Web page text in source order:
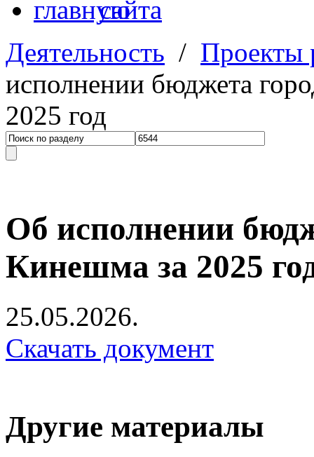
Деятельность /
исполнении бюджета
2025 год
Об исполнении
Кинешма за 2025
25.05.2026.
Скачать документ
Другие материалы